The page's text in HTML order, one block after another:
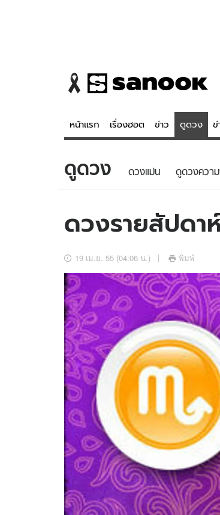
หน้าแรก เรื่องฮอต ข่าว ดูดวง ข่
ข่าว
ข่าวบันเทิง
อัปเดตจีน
เช็กข่าวชัวร์
ดาวน์โหลดสนุกแอปฟรี
สงวนลิขสิทธิ์ ©2569 บริษัท อิมเมจ ฟิวเจอร์ (ประเทศไ
ดูดวง ดวงแม่น ดูดวงควา
ดวงรายสัปดา
19 เม.ย. 55 (04:06 น.) พิมพ์